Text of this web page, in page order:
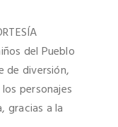
del Pueblo
de diversión,
personajes
gracias a la